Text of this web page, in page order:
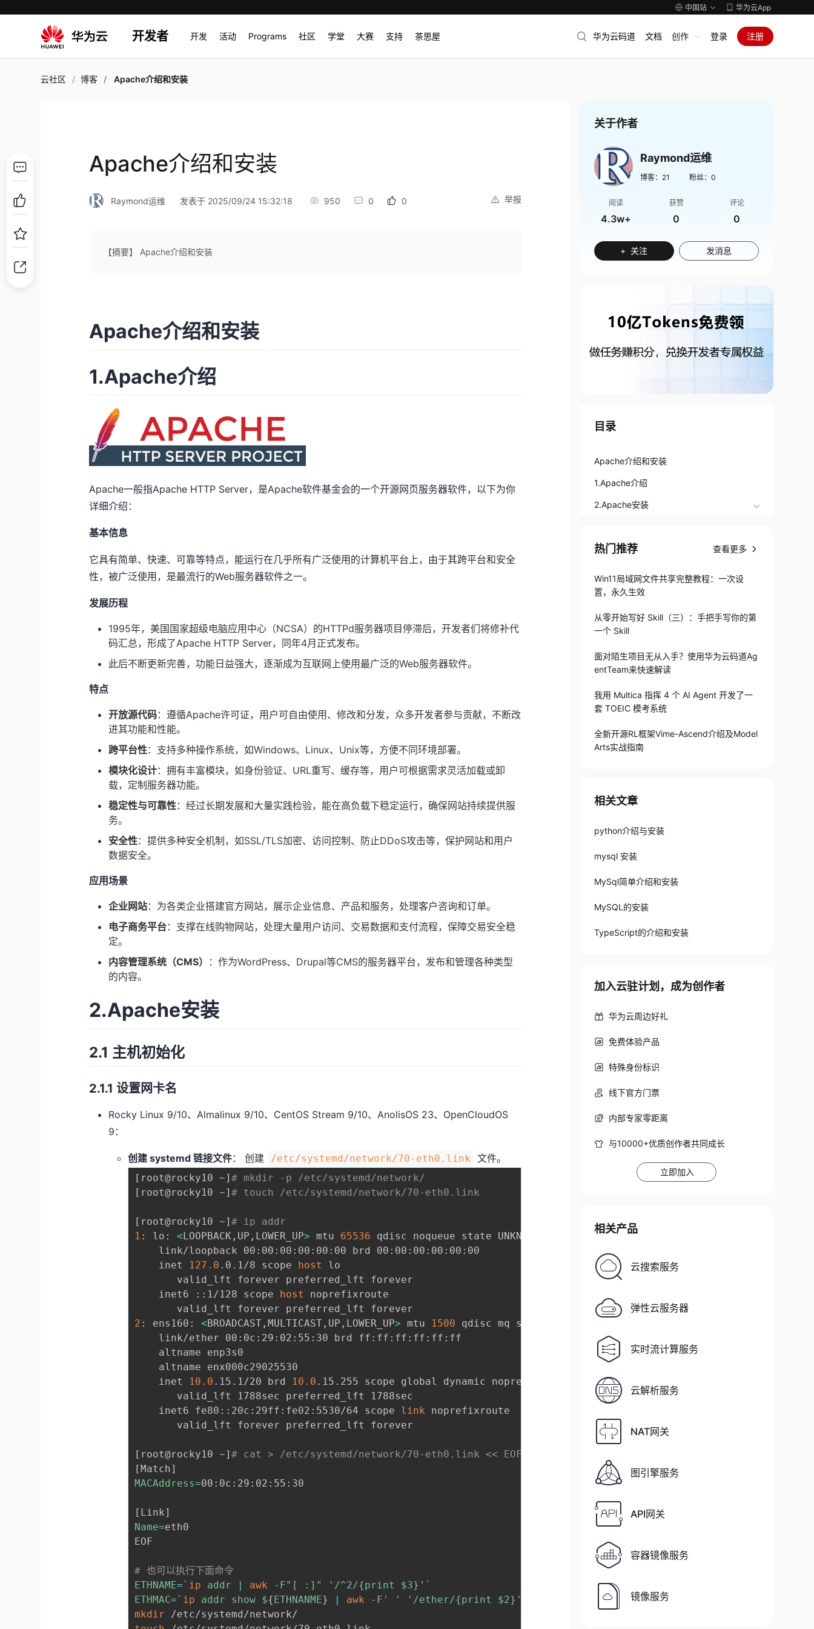
中国站 华为云App
开发者 开发 活动 Programs 社区 学堂 大赛 支持 茶思屋 华为云码道 文档 创作 登录 注册
云社区 博客 Apache介绍和安装
Apache介绍和安装
举报
Raymond运维 发表于 2025/09/24 15:32:18 950 0 0
【摘要】 Apache介绍和安装
Apache介绍和安装
1.Apache介绍
Apache一般指Apache HTTP Server，是Apache软件基金会的一个开源网页服务器软件，以下为你
详细介绍：
基本信息
它具有简单、快速、可靠等特点，能运行在几乎所有广泛使用的计算机平台上，由于其跨平台和安全
性，被广泛使用，是最流行的Web服务器软件之一。
发展历程
1995年，美国国家超级电脑应用中心（NCSA）的HTTPd服务器项目停滞后，开发者们将修补代
码汇总，形成了Apache HTTP Server，同年4月正式发布。
此后不断更新完善，功能日益强大，逐渐成为互联网上使用最广泛的Web服务器软件。
特点
开放源代码：遵循Apache许可证，用户可自由使用、修改和分发，众多开发者参与贡献，不断改
进其功能和性能。
跨平台性：支持多种操作系统，如Windows、Linux、Unix等，方便不同环境部署。
模块化设计：拥有丰富模块，如身份验证、URL重写、缓存等，用户可根据需求灵活加载或卸
载，定制服务器功能。
稳定性与可靠性：经过长期发展和大量实践检验，能在高负载下稳定运行，确保网站持续提供服
务。
安全性：提供多种安全机制，如SSL/TLS加密、访问控制、防止DDoS攻击等，保护网站和用户
数据安全。
应用场景
企业网站：为各类企业搭建官方网站，展示企业信息、产品和服务，处理客户咨询和订单。
电子商务平台：支撑在线购物网站，处理大量用户访问、交易数据和支付流程，保障交易安全稳
定。
内容管理系统（CMS）
：作为WordPress、Drupal等CMS的服务器平台，发布和管理各种类型
的内容。
2.Apache安装
2.1 主机初始化
2.1.1 设置网卡名
Rocky Linux 9/10、Almalinux 9/10、CentOS Stream 9/10、AnolisOS 23、OpenCloudOS
9：
创建 systemd 链接文件： 创建 /etc/systemd/network/70-eth0.link 文件。
[ root@rocky10 ~]# mkdir -p /etc/systemd/network/
[ root@rocky10 ~]# touch /etc/systemd/network/70-eth0.link
[ root@rocky10 ~]# ip addr
1 : lo: <LOOPBACK,UP,LOWER_UP> mtu 65536 qdisc noqueue state UNKNOWN group default qlen
    link/loopback 00:00:00:00:00:00 brd 00:00:00:00:00:00
    inet
127.0 .0.1/8 scope host
lo
       valid_lft forever preferred_lft forever
    inet6 ::1/128 scope
host
noprefixroute
2 : ens160: <BROADCAST,MULTICAST,UP,LOWER_UP> mtu 1500 qdisc mq state UP group default qlen
    link/ether 00:0c:29:02:55:30 brd ff:ff:ff:ff:ff:ff
    altname enp3s0
    altname enx000c29025530
    inet
10.0 .15.1/20 brd 10.0 .15.255 scope global dynamic noprefixroute ens160
       valid_lft 1788sec preferred_lft 1788sec
    inet6 fe80::20c:29ff:fe02:5530/64 scope
link noprefixroute
       valid_lft forever preferred_lft forever
[ root@rocky10 ~]# cat > /etc/systemd/network/70-eth0.link << EOF
[Match]
MACAddress=00:0c:29:02:55:30
[ Link]
Name=eth0
EOF
# 也可以执行下面命令
ETHNAME=` ip addr | awk -F"[ :]" '/^2/{print $3}' `
ETHMAC=` ip addr show ${ETHNANME} | awk -F ' ' '/ether/{print $2}'
mkdir
关于作者
Raymond运维
博客： 21 粉丝： 0
阅读
4.3w+
获赞
0
评论
0
+ 关注 发消息
目录
Apache介绍和安装
1.Apache介绍
2.Apache安装
热门推荐 查看更多
Win11局域网文件共享完整教程：一次设
置，永久生效
从零开始写好 Skill（三）：手把手写你的第
一个 Skill
面对陌生项目无从入手？使用华为云码道Ag
entTeam来快速解读
我用 Multica 指挥 4 个 AI Agent 开发了一
套 TOEIC 模考系统
全新开源RL框架Vime-Ascend介绍及Model
Arts实战指南
相关文章
python介绍与安装
mysql 安装
MySql简单介绍和安装
MySQL的安装
TypeScript的介绍和安装
加入云驻计划，成为创作者
华为云周边好礼
免费体验产品
特殊身份标识
线下官方门票
内部专家零距离
与10000+优质创作者共同成长
立即加入
相关产品
云搜索服务
弹性云服务器
实时流计算服务
云解析服务
NAT网关
图引擎服务
API网关
容器镜像服务
镜像服务